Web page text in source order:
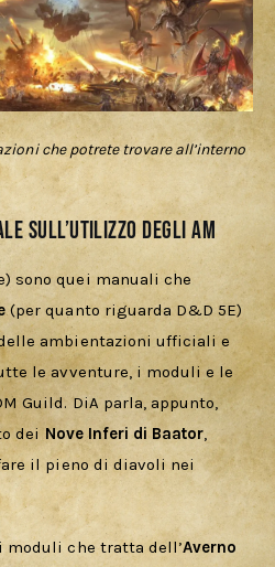
che potrete trovare all’interno
sull’utilizzo degli AM
sono quei manuali che
(per quanto riguarda D&D 5E)
ambientazioni ufficiali e
le avventure, i moduli e le
Guild. DiA parla, appunto,
dei Nove Inferi di Baator,
il pieno di diavoli nei
moduli che tratta dell’Averno